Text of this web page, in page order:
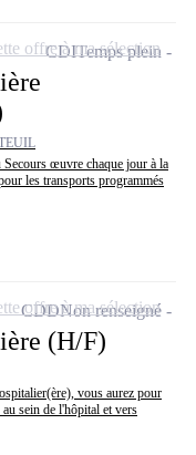
Secours œuvre chaque jour à la
les transports programmés
CDITemps plein
offre à ma sélection
(H/F)
vous aurez pour
sein de l'hôpital et vers
CDDNon renseigné
offre à ma sélection